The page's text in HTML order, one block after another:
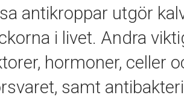
antikroppar utgör
i livet. Andra
hormoner, celler
samt